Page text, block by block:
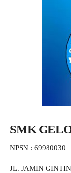
SMK
NPSN : 69980030
JL. JAMIN